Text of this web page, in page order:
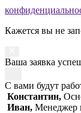
Кажется вы не
Ваша заявка
С вами будут
Константин,
Иван, Менеджер